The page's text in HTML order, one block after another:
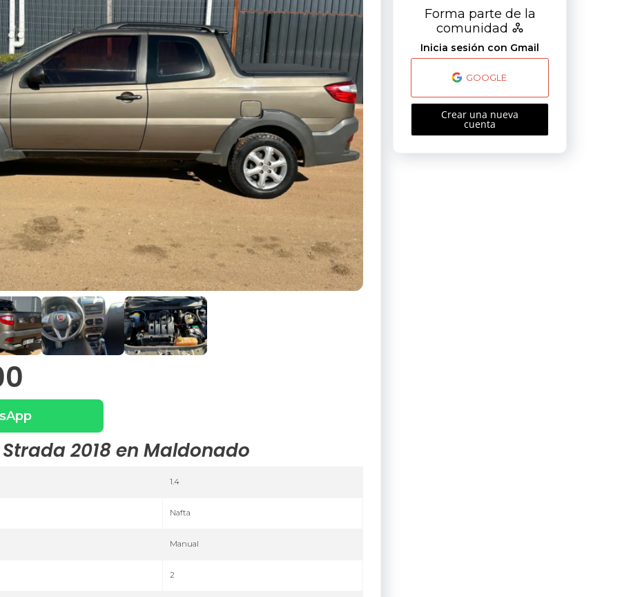
2018 en Maldonado
1.4
Nafta
Manual
2
Forma parte de la
comunidad
Inicia sesión con Gmail
GOOGLE
Crear una nueva
cuenta